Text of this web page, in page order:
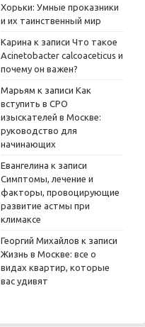
Хорьки: Умные проказники
и их таинственный мир
Карина к записи Что такое
Acinetobacter calcoaceticus и
почему он важен?
Марьям к записи Как
вступить в СРО
изыскателей в Москве:
руководство для
начинающих
Евангелина к записи
Симптомы, лечение и
факторы, провоцирующие
развитие астмы при
климаксе
Георгий Михайлов к записи
Жизнь в Москве: все о
видах квартир, которые
вас удивят